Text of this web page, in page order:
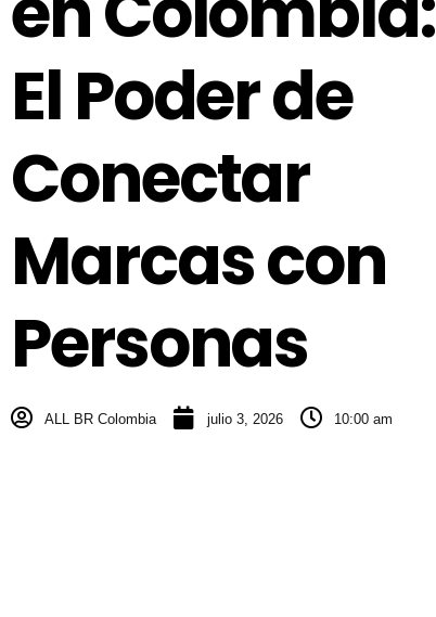
El Poder de
Conectar
Marcas con
Personas
ALL BR Colombia julio 3, 2026 10:00 am